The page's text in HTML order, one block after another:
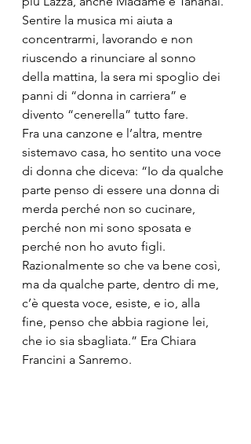
Sentire la musica mi aiuta a
concentrarmi, lavorando e non
riuscendo a rinunciare al sonno
della mattina, la sera mi spoglio dei
panni di “donna in carriera” e
divento “cenerella” tutto fare.
Fra una canzone e l’altra, mentre
sistemavo casa, ho sentito una voce
di donna che diceva: “Io da qualche
parte penso di essere una donna di
merda perché non so cucinare,
perché non mi sono sposata e
perché non ho avuto figli.
Razionalmente so che va bene così,
ma da qualche parte, dentro di me,
c’è questa voce, esiste, e io, alla
fine, penso che abbia ragione lei,
che io sia sbagliata.” Era Chiara
Francini a Sanremo.